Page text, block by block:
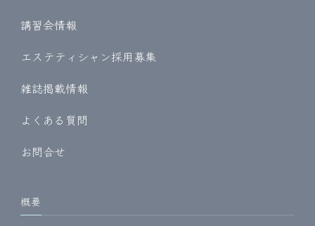
講習会情報
エステティシャン採用募集
雑誌掲載情報
よくある質問
お問合せ
概要